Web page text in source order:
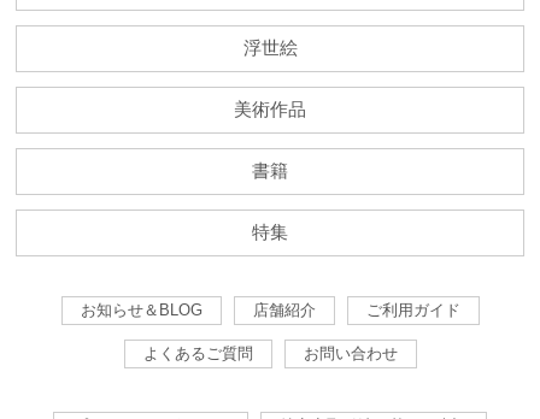
浮世絵
美術作品
書籍
特集
お知らせ＆BLOG 店舗紹介 ご利用ガイド
よくあるご質問 お問い合わせ